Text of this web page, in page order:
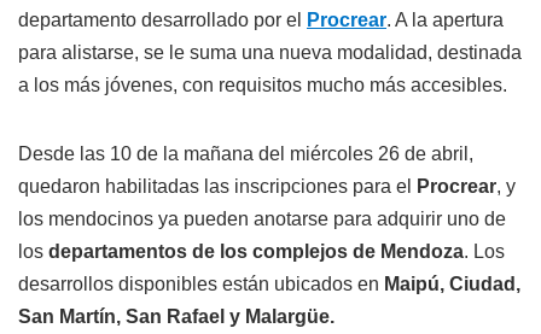
departamento desarrollado por el
Procrear. A la apertura
para alistarse, se le suma una nueva modalidad, destinada
a los más jóvenes, con requisitos mucho más accesibles.
Desde las 10 de la mañana del miércoles 26 de abril,
quedaron habilitadas las inscripciones para el
Procrear, y
los mendocinos ya pueden anotarse para adquirir uno de
los departamentos de los complejos de Mendoza. Los
desarrollos disponibles están ubicados en Maipú, Ciudad,
San Martín, San Rafael y Malargüe.